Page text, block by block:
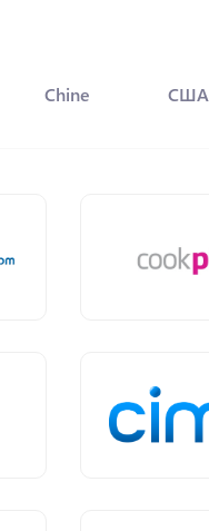
Chine США